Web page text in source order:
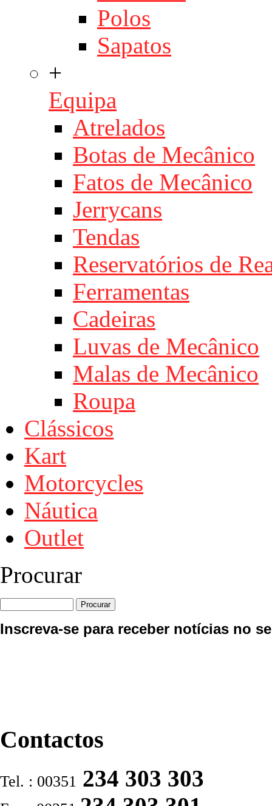
Polos
Sapatos
+
Equipa
Atrelados
Botas de Mecânico
Fatos de Mecânico
Jerrycans
Tendas
Reservatórios de
Ferramentas
Cadeiras
Luvas de Mecânico
Malas de Mecânico
Roupa
Clássicos
Kart
Motorcycles
Náutica
Outlet
Procurar
Inscreva-se para receber notícias no
Contactos
Tel. : 00351 234 303 303